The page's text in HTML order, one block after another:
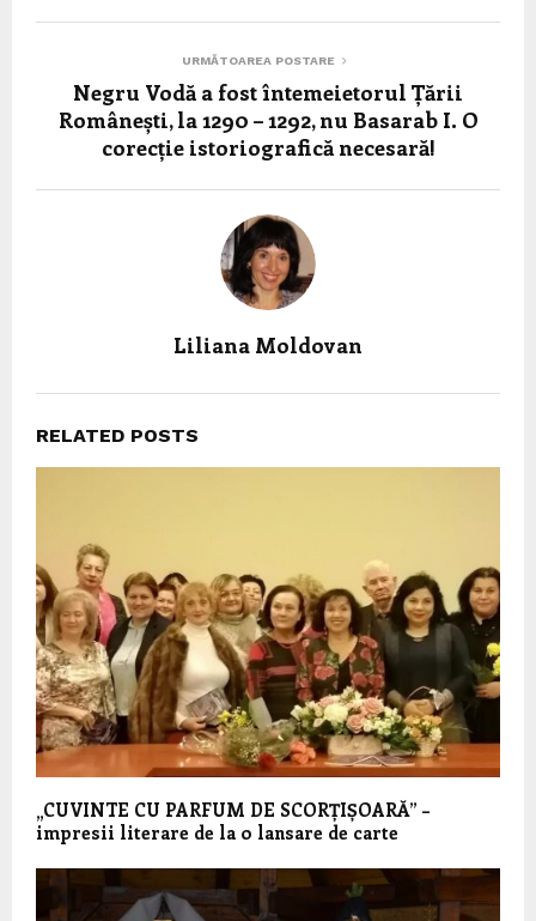
URMĂTOAREA POSTARE
Negru Vodă a fost întemeietorul Țării
Românești, la 1290 – 1292, nu Basarab I. O
corecție istoriografică necesară!
Liliana Moldovan
RELATED POSTS
„CUVINTE CU PARFUM DE SCORȚIȘOARĂ” –
impresii literare de la o lansare de carte